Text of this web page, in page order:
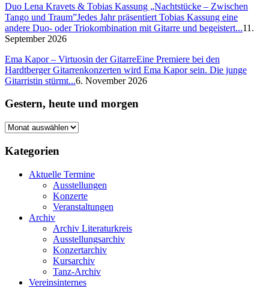
Duo Lena Kravets & Tobias Kassung „Nachtstücke – Zwischen
Tango und Traum”Jedes Jahr präsentiert Tobias Kassung eine
andere Duo- oder Triokombination mit Gitarre und begeistert...11.
September 2026
Ema Kapor – Virtuosin der GitarreEine Premiere bei den
Hardtberger Gitarrenkonzerten wird Ema Kapor sein. Die junge
Gitarristin stürmt...6. November 2026
Gestern, heute und morgen
Gestern,
und
morgen
Kategorien
Aktuelle Termine
Ausstellungen
Konzerte
Veranstaltungen
Archiv
Archiv Literaturkreis
Ausstellungsarchiv
Konzertarchiv
Kursarchiv
Tanz-Archiv
Vereinsinternes